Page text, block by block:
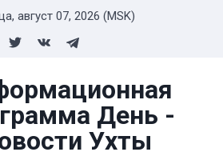
август 07, 2026 (MSK)
День -
Ухты